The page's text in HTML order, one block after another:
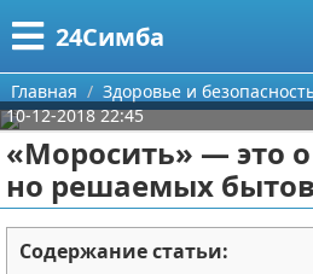
24Симба
Меню
Главная
Категории
Государство и право
Причинение вреда
Поиск
О проекте
Главная Здоровье и
10-12-2018 22:45
«Моросить» — это
но решаемых
Содержание статьи: